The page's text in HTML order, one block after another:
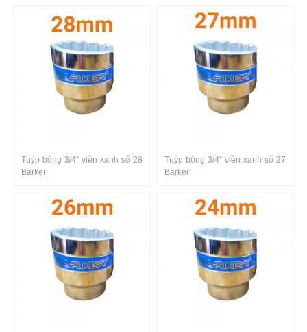
Tuýp bông 3/4" viền xanh số 28
Barker
Tuýp bông 3/4" viền xanh số 27
Barker